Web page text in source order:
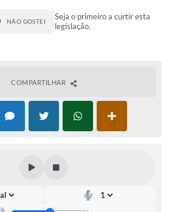
NÃO GOSTEI
Seja o primeiro a curtir esta
legislação.
COMPARTILHAR